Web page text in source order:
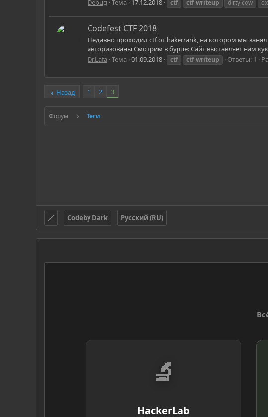
Debug Тема 17.12.2018 ctf ctfwriteup dirty cow
Codefest CTF 2018
Недавно проходил ctf от hakerrank, на котором мы
авторизованы Смотрим в бурпе: Сайт выставляет нам
Dr.Lafa Тема 01.09.2018 ctf ctfwriteup Ответы: 1
Назад 1 2 3
Форум Теги
Codeby Dark Русский (RU)
🔬
HackerLab